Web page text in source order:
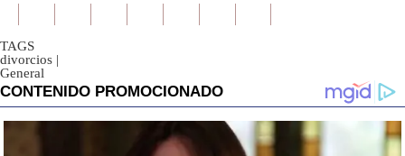
TAGS
divorcios |
General